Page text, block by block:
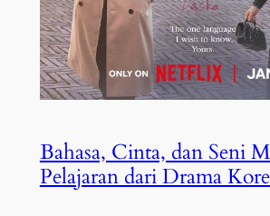
Bahasa, Cinta, dan Seni
Pelajaran dari Drama